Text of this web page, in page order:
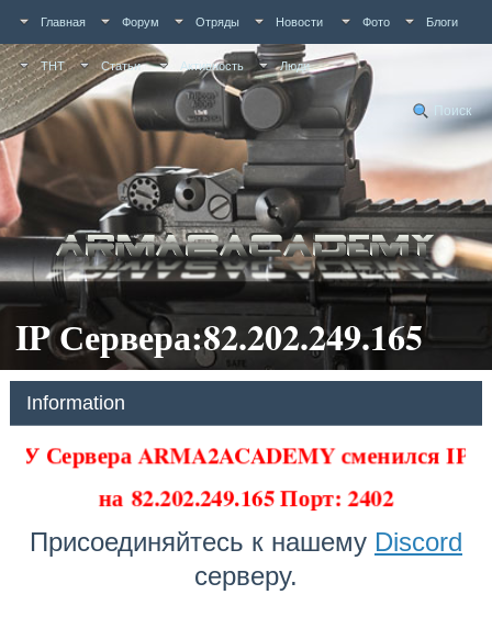
Главная Форум Отряды Новости Фото Блоги
ТНТ Статьи Активность Люди
Поиск
IP Сервера:82.202.249.165
Information
У Сервера ARMA2ACADEMY сменился IP
на 82.202.249.165 Порт: 2402
Присоединяйтесь к нашему Discord
серверу.